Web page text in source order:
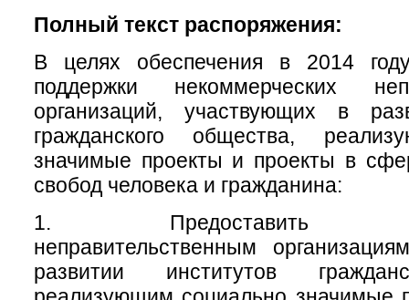
Полный текст распоряжения:
В целях обеспечения в 2014 году
поддержки некоммерческих
организаций, участвующих в
гражданского общества,
значимые проекты и проекты в
свобод человека и гражданина:
1. Предоставить
неправительственным
развитии институтов